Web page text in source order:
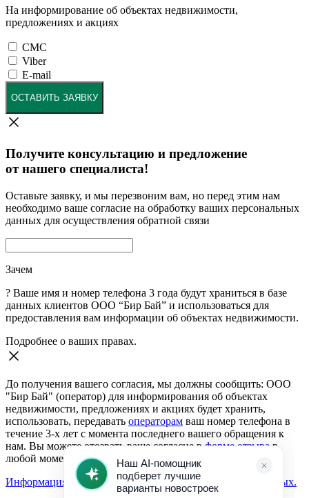
На информирование об объектах недвижимости,
предложениях и акциях
СМС
Viber
E-mail
ОСТАВИТЬ ЗАЯВКУ
Получите консультацию и предложение
от нашего специалиста!
Оставьте заявку, и мы перезвоним вам, но перед этим нам
необходимо ваше согласие на обработку ваших персональных
данных для осуществления обратной связи
Зачем
? Ваше имя и номер телефона 3 года будут храниться в базе
данных клиентов ООО “Бир Бай” и использоваться для
предоставления вам информации об объектах недвижимости.
Подробнее о ваших правах.
До получения вашего согласия, мы должны сообщить: ООО
"Бир Бай" (оператор) для информирования об объектах
недвижимости, предложениях и акциях будет хранить,
использовать, передавать операторам ваш номер телефона в
течение 3-х лет с момента последнего вашего обращения к
нам. Вы можете отозвать ваше согласие вформе отзывав
любой момент.
Информация о согласии на обработку персональных данных.